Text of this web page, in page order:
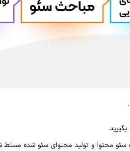
محتوا و تولید محتوای سئو شده مسلط